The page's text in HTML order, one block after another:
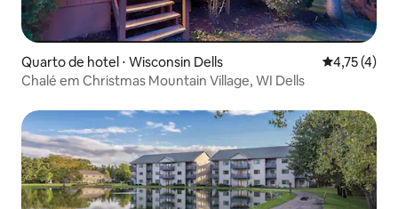
Quarto de hotel ⋅ Wisconsin Dells 4,75 de
4,75 (4)
Chalé em Christmas Mountain Village, WI Dells